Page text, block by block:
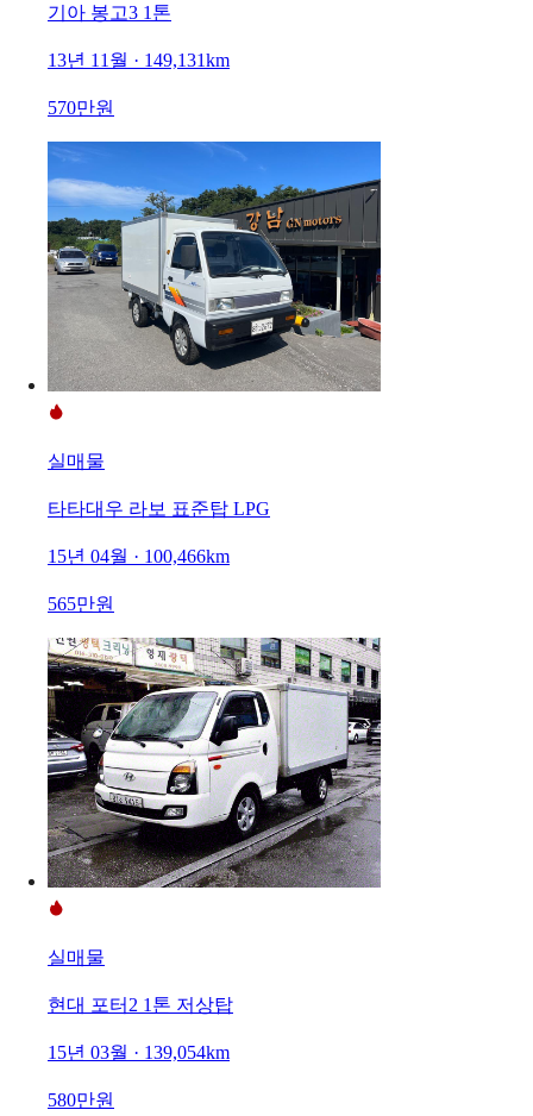
기아 봉고3 1톤
13년 11월 · 149,131km
570만원
실매물
타타대우 라보 표준탑 LPG
15년 04월 · 100,466km
565만원
실매물
현대 포터2 1톤 저상탑
15년 03월 · 139,054km
580만원